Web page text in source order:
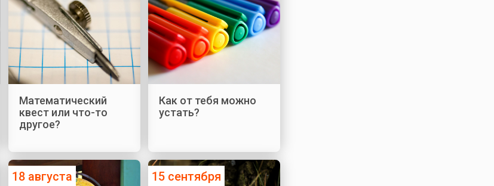
Математический
квест или что-то
другое?
Как от тебя можно
устать?
18 августа 15 сентября